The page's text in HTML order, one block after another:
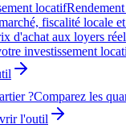
locatif
fiscalité locale
d'achat aux loyers
investissement
?Comparez les
l'outil